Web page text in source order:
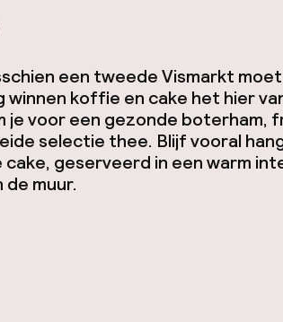
een tweede Vismarkt
winnen koffie en cake het hier
je voor een gezonde boterham,
selectie thee. Blijf vooral
geserveerd in een warm
muur.